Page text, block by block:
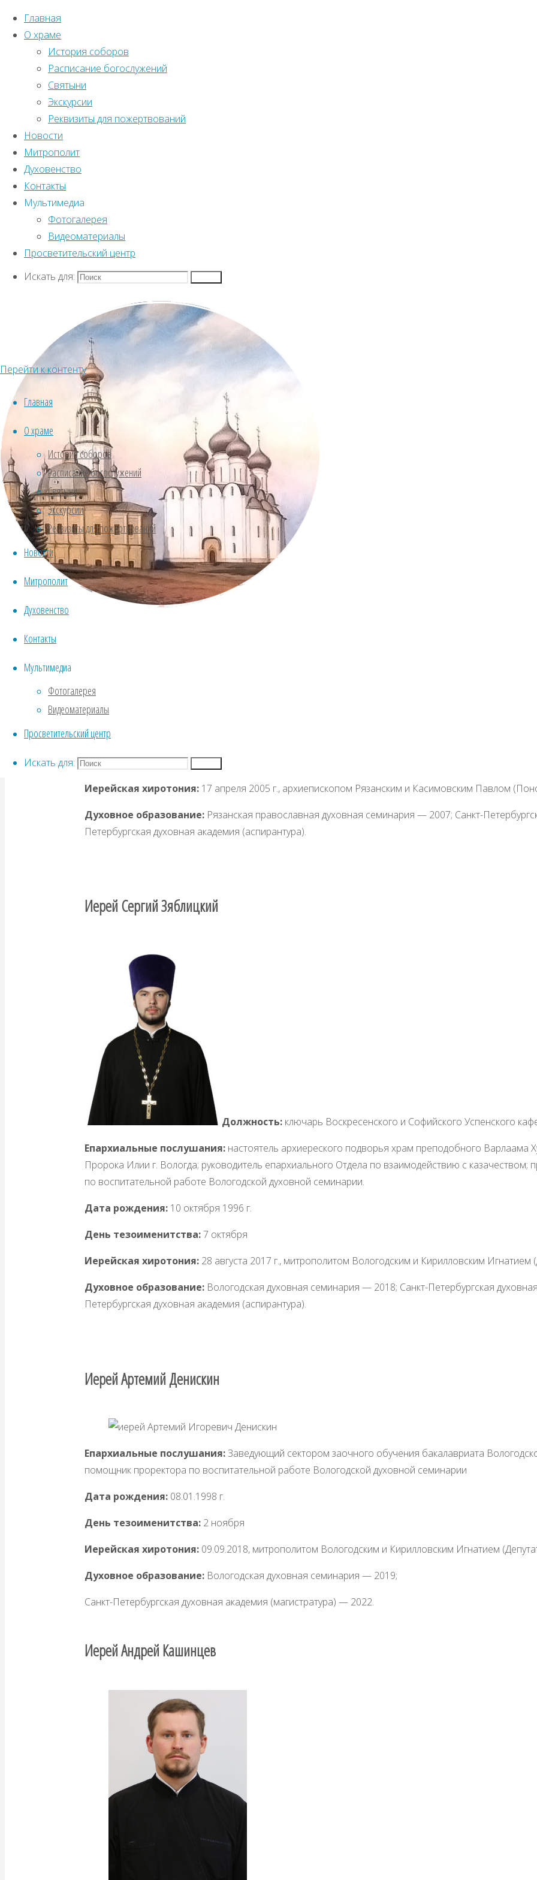
Главная
О храме
История соборов
Расписание богослужений
Святыни
Экскурсии
Реквизиты для пожертвований
Новости
Митрополит
Духовенство
Контакты
Мультимедиа
Фотогалерея
Видеоматериалы
Просветительский центр
Искать для:
Перейти к контенту
Главная
О храме
История соборов
Расписание богослужений
Святыни
Экскурсии
Реквизиты для пожертвований
Новости
Митрополит
Духовенство
Контакты
Мультимедиа
Фотогалерея
Видеоматериалы
Просветительский центр
Искать для:
Главная страница
Духовенство
Духовенство Вологодского
Протоиерей Алексий Ольховников
Координационного совета благочинных г. Вологды; председатель Комитета Вологодской епархии
структурами; член Епархиального совета; помощник управляющего Вологодской епархии по
Дата рождения:
День тезоименитства:30 марта
Иерейская хиротония:17 апреля 2005 г., архиепископом Рязанским и Касимовским Павлом
Духовное образование:Рязанская православная духовная семинария — 2007; Санкт-
Петербургская духовная академия (аспирантура).
Иерей Сергий Зяблицкий
Должность: ключарь Воскресенского и Софийского Успенского
Епархиальные послушания:настоятель архиереского подворья храм преподобного Варлаама
Пророка Илии г. Вологда; руководитель епархиального Отдела по взаимодействию с
по воспитательной работе Вологодской духовной семинарии.
Дата рождения:10 октября 1996 г.
День тезоименитства:7 октября
Иерейская хиротония:28 августа 2017 г., митрополитом Вологодским и Кирилловским Игнатием
Духовное образование:Вологодская духовная семинария — 2018; Санкт-Петербургская
Петербургская духовная академия (аспирантура).
Иерей Артемий Денискин
Епархиальные послушания:Заведующий сектором заочного обучения бакалавриата
помощник проректора по воспитательной работе Вологодской духовной семинарии
Дата рождения:08.01.1998 г.
День тезоименитства:2 ноября
Иерейская хиротония:09.09.2018, митрополитом Вологодским и Кирилловским Игнатием
Духовное образование: Вологодская духовная семинария — 2019;
Санкт-Петербургская духовная академия (магистратура) — 2022.
Иерей Андрей Кашинцев